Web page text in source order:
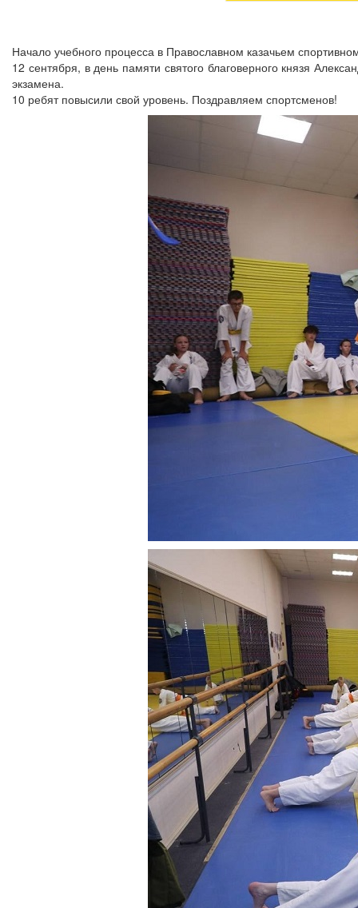
Начало учебного процесса в Православном казачьем
12 сентября, в день памяти святого благоверного князя
экзамена.
10 ребят повысили свой уровень. Поздравляем спортсменов!